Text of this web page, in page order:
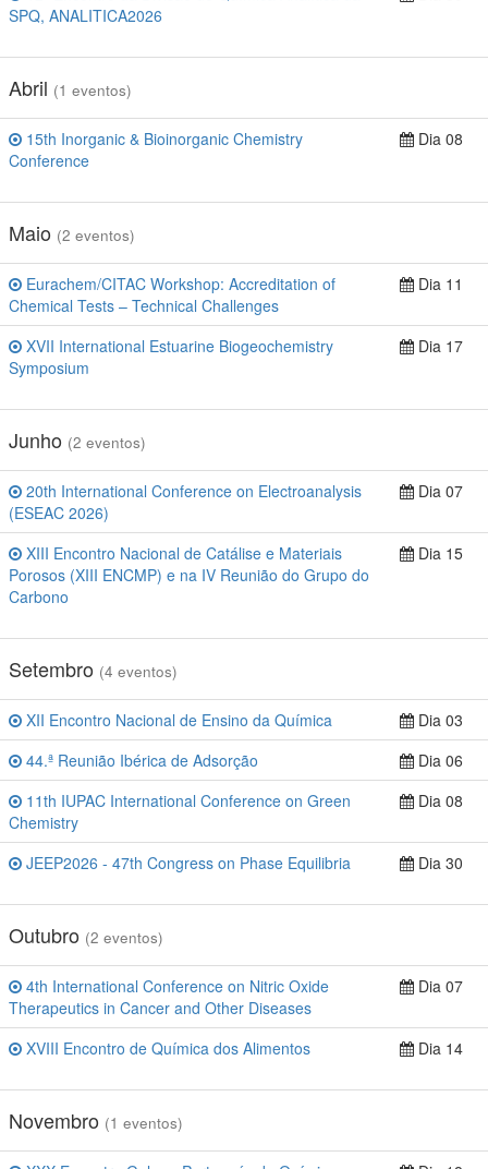
SPQ, ANALITICA2026
Abril (1 eventos)
15th Inorganic & Bioinorganic Chemistry
Conference
Dia 08
Maio (2 eventos)
Eurachem/CITAC Workshop: Accreditation of
Chemical Tests – Technical Challenges
Dia 11
XVII International Estuarine Biogeochemistry
Symposium
Dia 17
Junho (2 eventos)
20th International Conference on Electroanalysis
(ESEAC 2026)
Dia 07
XIII Encontro Nacional de Catálise e Materiais
Porosos (XIII ENCMP) e na IV Reunião do Grupo do
Carbono
Dia 15
Setembro (4 eventos)
XII Encontro Nacional de Ensino da Química
Dia 03
44.ª Reunião Ibérica de Adsorção
Dia 06
11th IUPAC International Conference on Green
Chemistry
Dia 08
JEEP2026 - 47th Congress on Phase Equilibria Dia 30
Outubro (2 eventos)
4th International Conference on Nitric Oxide
Therapeutics in Cancer and Other Diseases
Dia 07
XVIII Encontro de Química dos Alimentos Dia 14
Novembro (1 eventos)